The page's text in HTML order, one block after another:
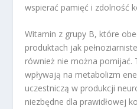
wspierać pamięć i zdolność
Witamin z grupy B, które
produktach jak
również nie można pomijać.
wpływają na metabolizm
uczestniczą w produkcji
niezbędne dla prawidłowej